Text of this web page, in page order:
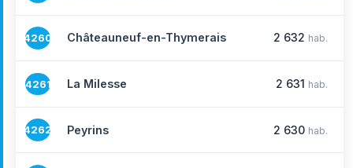
4260 Châteauneuf-en-Thymerais 2 632 hab.
4261 La Milesse 2 631 hab.
4262 Peyrins 2 630 hab.